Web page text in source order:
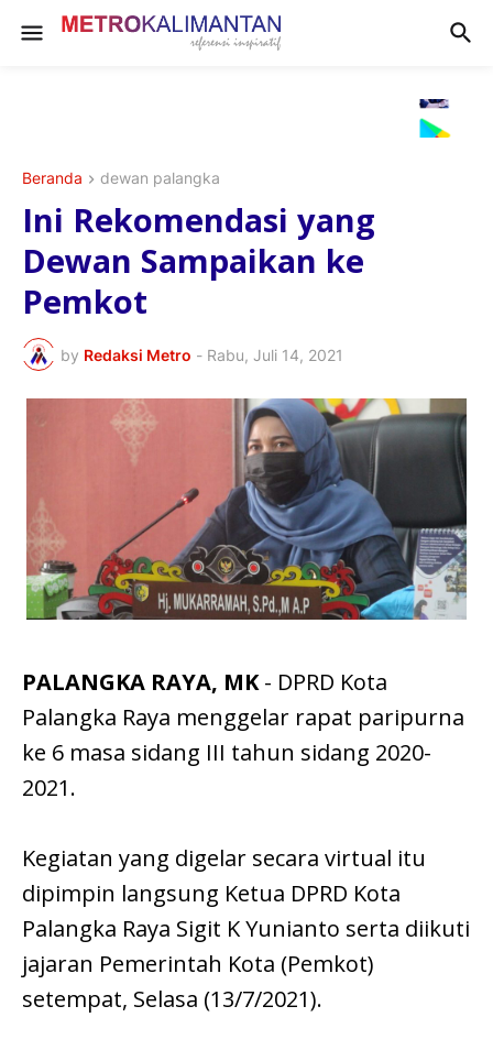
Beranda dewan palangka
Ini Rekomendasi yang
Dewan Sampaikan ke
Pemkot
by Redaksi Metro - Rabu, Juli 14, 2021
PALANGKA RAYA, MK- DPRD Kota
Palangka Raya menggelar rapat paripurna
ke 6 masa sidang III tahun sidang 2020-
2021.
Kegiatan yang digelar secara virtual itu
dipimpin langsung Ketua DPRD Kota
Palangka Raya Sigit K Yunianto serta diikuti
jajaran Pemerintah Kota (Pemkot)
setempat, Selasa (13/7/2021).